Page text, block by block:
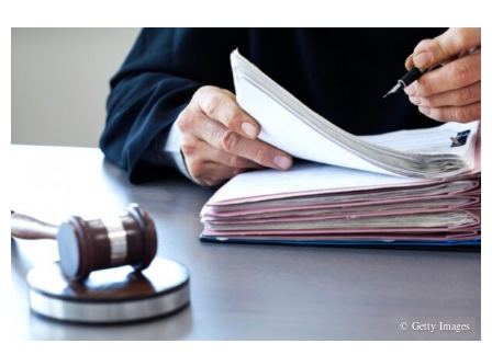
© Getty Images